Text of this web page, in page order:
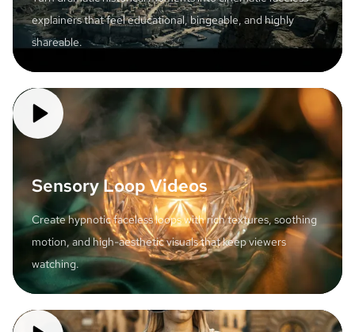
explainers that feel educational, bingeable, and highly
shareable.
Sensory Loop Videos
Create hypnotic faceless loops with rich textures, soothing
motion, and high-aesthetic visuals that keep viewers
watching.